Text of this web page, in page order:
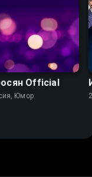
Official
Юмор